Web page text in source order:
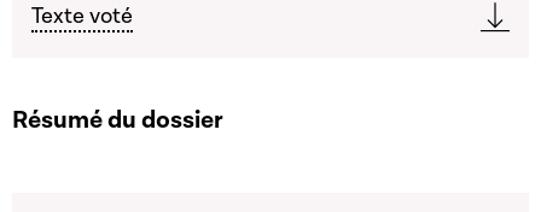
Texte voté
Résumé du dossier